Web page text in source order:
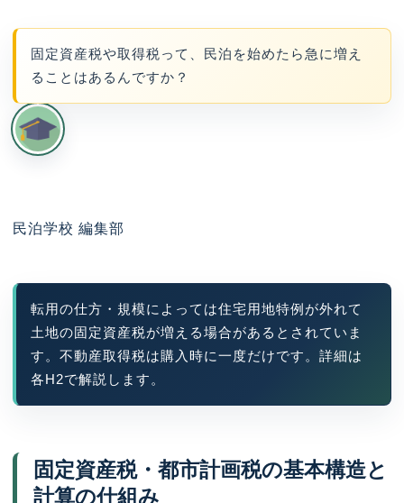
固定資産税や取得税って、民泊を始めたら急に増え
ることはあるんですか？
民泊学校 編集部
転用の仕方・規模によっては住宅用地特例が外れて
土地の固定資産税が増える場合があるとされていま
す。不動産取得税は購入時に一度だけです。詳細は
各H2で解説します。
固定資産税・都市計画税の基本構造と
計算の仕組み